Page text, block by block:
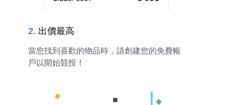
2. 出價最高
當您找到喜歡的物品時，請創建您的免費帳
戶以開始競投！